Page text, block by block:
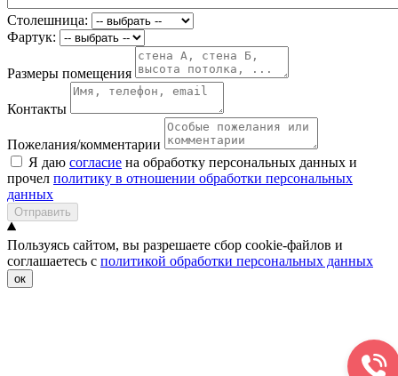
Столешница:
Фартук:
Размеры помещения
Контакты
Пожелания/комментарии
Я даю согласие на обработку персональных данных и
прочел политику в отношении обработки персональных
данных
Отправить
Пользуясь сайтом, вы разрешаете сбор cookie-файлов и
соглашаетесь с политикой обработки персональных данных
ок